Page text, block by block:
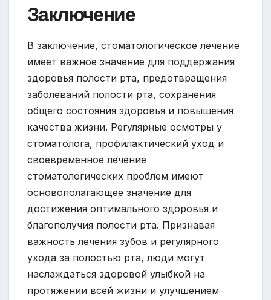
Заключение
В заключение, стоматологическое лечение
имеет важное значение для поддержания
здоровья полости рта, предотвращения
заболеваний полости рта, сохранения
общего состояния здоровья и повышения
качества жизни. Регулярные осмотры у
стоматолога, профилактический уход и
своевременное лечение
стоматологических проблем имеют
основополагающее значение для
достижения оптимального здоровья и
благополучия полости рта. Признавая
важность лечения зубов и регулярного
ухода за полостью рта, люди могут
наслаждаться здоровой улыбкой на
протяжении всей жизни и улучшением